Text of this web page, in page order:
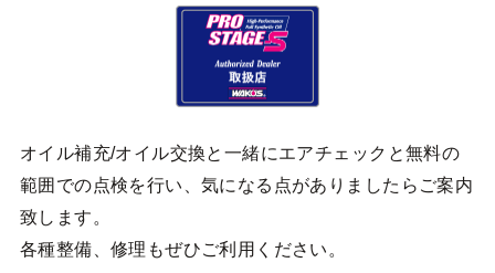
オイル補充/オイル交換と一緒にエアチェックと無料の
範囲での点検を行い、気になる点がありましたらご案内
致します。
各種整備、修理もぜひご利用ください。